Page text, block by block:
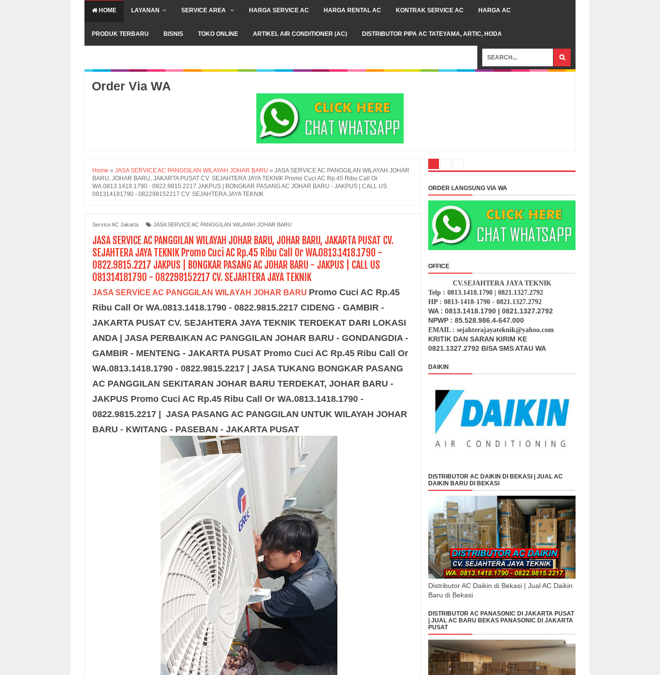
HOME LAYANAN SERVICE AREA HARGA SERVICE AC HARGA RENTAL AC KONTRAK SERVICE AC HARGA AC
PRODUK TERBARU BISNIS TOKO ONLINE ARTIKEL AIR CONDITIONER (AC) DISTRIBUTOR PIPA AC TATEYAMA, ARTIC, HODA
Order Via WA
Home » JASA SERVICE AC PANGGILAN WILAYAH JOHAR BARU » JASA SERVICE AC PANGGILAN WILAYAH JOHAR
BARU, JOHAR BARU, JAKARTA PUSAT CV. SEJAHTERA JAYA TEKNIK Promo Cuci AC Rp.45 Ribu Call Or
WA.0813.1418.1790 - 0822.9815.2217 JAKPUS | BONGKAR PASANG AC JOHAR BARU - JAKPUS | CALL US
081314181790 - 082298152217 CV. SEJAHTERA JAYA TEKNIK
Service AC Jakarta JASA SERVICE AC PANGGILAN WILAYAH JOHAR BARU
JASA SERVICE AC PANGGILAN WILAYAH JOHAR BARU, JOHAR BARU, JAKARTA PUSAT CV.
SEJAHTERA JAYA TEKNIK Promo Cuci AC Rp.45 Ribu Call Or WA.0813.1418.1790 -
0822.9815.2217 JAKPUS | BONGKAR PASANG AC JOHAR BARU - JAKPUS | CALL US
081314181790 - 082298152217 CV. SEJAHTERA JAYA TEKNIK
JASA SERVICE AC PANGGILAN WILAYAH JOHAR BARU Promo Cuci AC Rp.45
Ribu Call Or WA.0813.1418.1790 - 0822.9815.2217 CIDENG - GAMBIR -
JAKARTA PUSAT CV. SEJAHTERA JAYA TEKNIK TERDEKAT DARI LOKASI
ANDA | JASA PERBAIKAN AC PANGGILAN JOHAR BARU - GONDANGDIA -
GAMBIR - MENTENG - JAKARTA PUSAT Promo Cuci AC Rp.45 Ribu Call Or
WA.0813.1418.1790 - 0822.9815.2217 | JASA TUKANG BONGKAR PASANG
AC PANGGILAN SEKITARAN JOHAR BARU TERDEKAT, JOHAR BARU -
JAKPUS Promo Cuci AC Rp.45 Ribu Call Or WA.0813.1418.1790 -
0822.9815.2217 | JASA PASANG AC PANGGILAN UNTUK WILAYAH JOHAR
BARU - KWITANG - PASEBAN - JAKARTA PUSAT
ORDER LANGSUNG VIA WA
OFFICE
CV.SEJAHTERA JAYA TEKNIK
Telp : 0813.1418.1790 | 0821.1327.2792
HP : 0813-1418-1790 - 0821.1327.2792
WA : 0813.1418.1790 | 0821.1327.2792
NPWP : 85.528.986.4-647.000
EMAIL : sejahterajayateknik@yahoo.com
KRITIK DAN SARAN KIRIM KE
0821.1327.2792 BISA SMS ATAU WA
DAIKIN
DISTRIBUTOR AC DAIKIN DI BEKASI | JUAL AC
DAIKIN BARU DI BEKASI
Distributor AC Daikin di Bekasi | Jual AC Daikin
Baru di Bekasi
DISTRIBUTOR AC PANASONIC DI JAKARTA PUSAT
| JUAL AC BARU BEKAS PANASONIC DI JAKARTA
PUSAT